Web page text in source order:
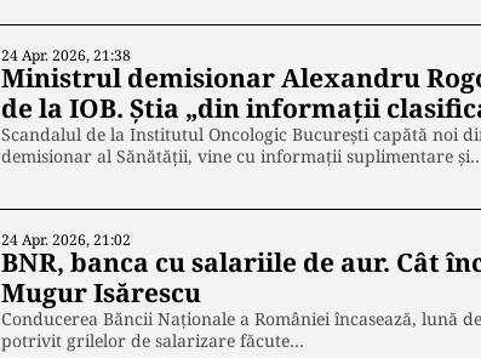
24 Apr. 2026, 21:38
Ministrul demisionar Alexandru
de la IOB. Știa „din informații
Scandalul de la Institutul Oncologic București capătă noi
demisionar al Sănătății, vine cu informații suplimentare
24 Apr. 2026, 21:02
BNR, banca cu salariile de aur. Cât
Mugur Isărescu
Conducerea Băncii Naționale a României încasează, lună
potrivit grilelor de salarizare făcute…